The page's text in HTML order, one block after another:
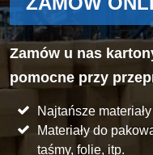
Zamów u nas
pomocne przy
Najtańsze
Materiały do
taśmy, folie, itp.